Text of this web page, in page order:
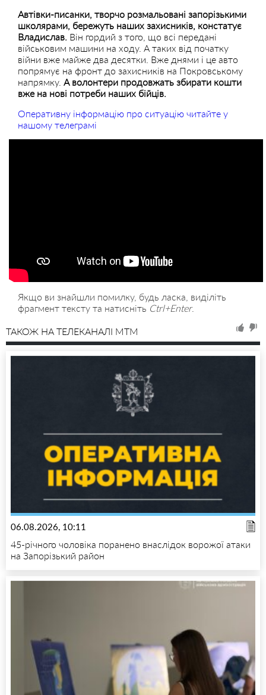
Автівки-писанки, творчо розмальовані запорізькими
школярами, бережуть наших захисників, констатує
Владислав. Він гордий з того, що всі передані
військовим машини на ходу. А таких від початку
війни вже майже два десятки. Вже днями і це авто
попрямує на фронт до захисників на Покровському
напрямку. А волонтери продовжать збирати кошти
вже на нові потреби наших бійців.
Оперативну інформацію про ситуацію читайте у
нашому телеграмі
Якщо ви знайшли помилку, будь ласка, виділіть
фрагмент тексту та натисніть Ctrl+Enter.
ТАКОЖ НА ТЕЛЕКАНАЛІ MTM
06.08.2026, 10:11
45-річного чоловіка поранено внаслідок ворожої атаки
на Запорізький район